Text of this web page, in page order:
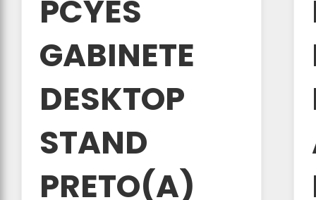
PCYES
GABINETE
DESKTOP
STAND
PRETO(A)